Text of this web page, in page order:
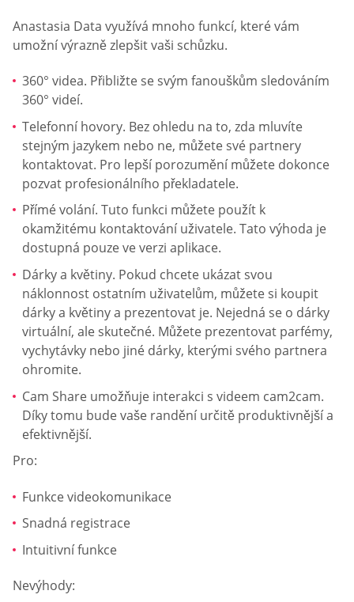
Anastasia Data využívá mnoho funkcí, které vám
umožní výrazně zlepšit vaši schůzku.
360° videa. Přibližte se svým fanouškům sledováním
360° videí.
Telefonní hovory. Bez ohledu na to, zda mluvíte
stejným jazykem nebo ne, můžete své partnery
kontaktovat. Pro lepší porozumění můžete dokonce
pozvat profesionálního překladatele.
Přímé volání. Tuto funkci můžete použít k
okamžitému kontaktování uživatele. Tato výhoda je
dostupná pouze ve verzi aplikace.
Dárky a květiny. Pokud chcete ukázat svou
náklonnost ostatním uživatelům, můžete si koupit
dárky a květiny a prezentovat je. Nejedná se o dárky
virtuální, ale skutečné. Můžete prezentovat parfémy,
vychytávky nebo jiné dárky, kterými svého partnera
ohromite.
Cam Share umožňuje interakci s videem cam2cam.
Díky tomu bude vaše randění určitě produktivnější a
efektivnější.
Pro:
Funkce videokomunikace
Snadná registrace
Intuitivní funkce
Nevýhody: